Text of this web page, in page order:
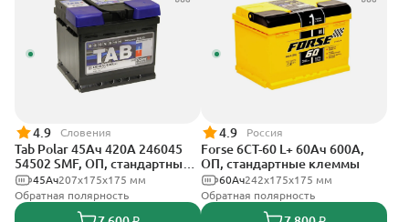
4.9 Словения
Tab Polar 45Ач 420А 246045
54502 SMF, ОП, стандартные
клеммы207x175x175 мм
45Ач
Обратная полярность
4.9 Россия
Forse 6CT-60 L+ 60Ач 600А,
ОП, стандартные клеммы
242x175x175 мм
60Ач
Обратная полярность